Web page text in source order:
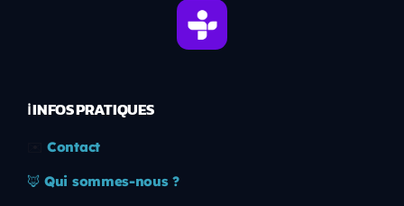
ℹ️ INFOS PRATIQUES
Contact
🦊 Qui sommes-nous ?